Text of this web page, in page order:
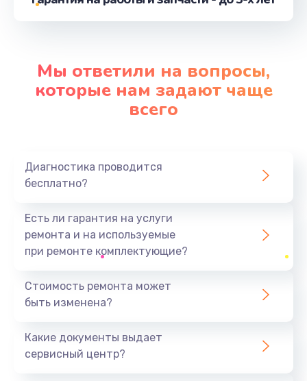
от 3900 руб.
от 1095 руб.
Заказать
от 2990 руб.
Заказать
Замена SSD
Мы ответили на вопросы,
которые нам задают чаще
всего
Диагностика проводится
бесплатно?
Есть ли гарантия на услуги
ремонта и на используемые
при ремонте комплектующие?
Стоимость ремонта может
быть изменена?
Какие документы выдает
сервисный центр?